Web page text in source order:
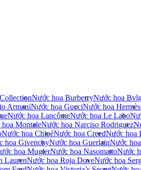
Nước hoa BurberryNước hoa
ArmaniNước hoa GucciNước hoa Hermès
Nước hoa LancômeNước hoa Le Labo
MontaleNước hoa Narciso Rodriguez
Nước hoa ChloéNước hoa CreedNước hoa
hoa GivenchyNước hoa GuerlainNước
hoa MuglerNước hoa NasomattoNước
LaurenNước hoa Roja DoveNước hoa